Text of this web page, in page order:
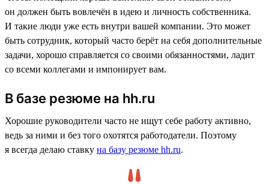
он должен быть вовлечён в идею и личность собственника.
И такие люди уже есть внутри вашей компании. Это может
быть сотрудник, который часто берёт на себя дополнительные
задачи, хорошо справляется со своими обязанностями, ладит
со всеми коллегами и импонирует вам.
В базе резюме на hh.ru
Хорошие руководители часто не ищут себе работу активно,
ведь за ними и без того охотятся работодатели. Поэтому
я всегда делаю ставку на базу резюме hh.ru.